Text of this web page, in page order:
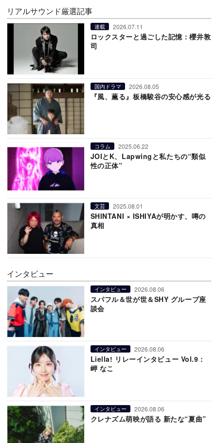
リアルサウンド厳選記事
連載 2026.07.11
ロックスターと過ごした記憶：櫻井敦
司
国内ドラマ 2026.08.05
『風、薫る』板橋駿谷の安心感が光る
コラム 2025.06.22
JOIとK、Lapwingと私たちの“類似
性の正体”
文芸 2025.08.01
SHINTANI × ISHIYAが明かす、噂の
真相
インタビュー
インタビュー 2026.08.06
スパフル＆世が世＆SHY グループ座
談会
インタビュー 2026.08.06
Liella! リレーインタビュー Vol.9：
岬 なこ
インタビュー 2026.08.06
クレナズム萌映が語る 新たな“夏曲”